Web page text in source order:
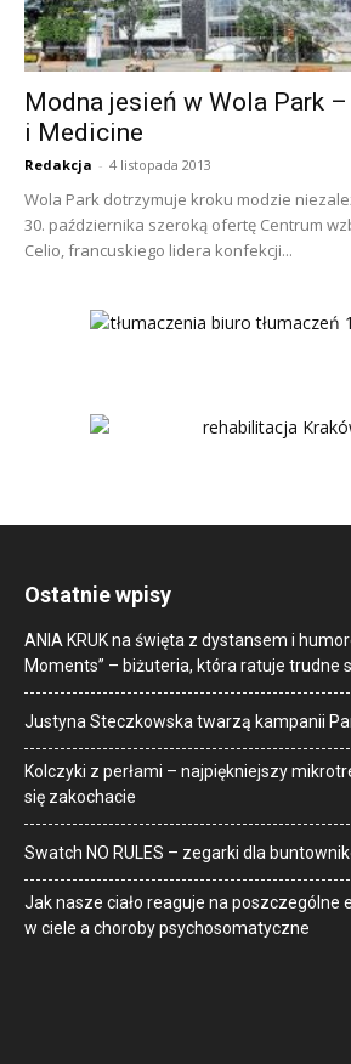
Modna jesień w Wola Park
i Medicine
Redakcja - 4 listopada 2013
Wola Park dotrzymuje kroku modzie
30. października szeroką ofertę Centrum
Celio, francuskiego lidera konfekcji...
Ostatnie wpisy
ANIA KRUK na święta z dystansem i
Moments” – biżuteria, która ratuje trudne
Justyna Steczkowska twarzą kampanii
Kolczyki z perłami – najpiękniejszy
się zakochacie
Swatch NO RULES – zegarki dla
Jak nasze ciało reaguje na poszczególne
w ciele a choroby psychosomatyczne